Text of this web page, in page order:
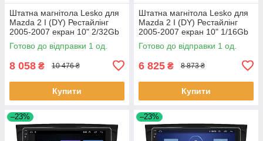
Штатна магнітола Lesko для
Mazda 2 I (DY) Рестайлінг
2005-2007 екран 10" 2/32Gb
Wi-Fi GPS Base 1 шт.
Готово до відправки 1 од.
8 058 ₴ 10 476 ₴
Купити
Штатна магнітола Lesko для
Mazda 2 I (DY) Рестайлінг
2005-2007 екран 10" 1/16Gb
Wi-Fi GPS Base 1 шт.
Готово до відправки 1 од.
6 825 ₴ 8 873 ₴
Купити
–23% –23%